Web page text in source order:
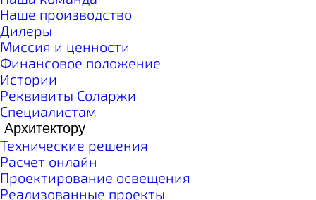
Наше производство
Дилеры
Миссия и ценности
Финансовое положение
Истории
Реквивиты Соларжи
Специалистам
Архитектору
Технические решения
Расчет онлайн
Проектирование освещения
Реализованные проекты